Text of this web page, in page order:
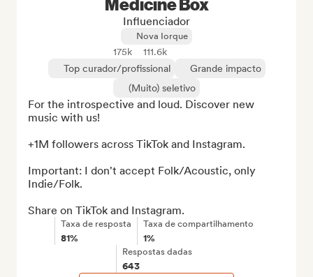
Influenciador
Nova Iorque
175k
111.6k
Top curador/profissional
Grande impacto
(Muito) seletivo
For the introspective and loud. Discover new
music with us!
+1M followers across TikTok and Instagram.
Important: I don't accept Folk/Acoustic, only
Indie/Folk.
Share on TikTok and Instagram.
Taxa de resposta
81%
Taxa de compartilhamento
1%
Respostas dadas
643